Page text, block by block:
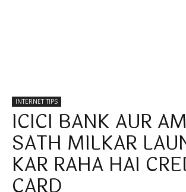
INTERNET TIPS
ICICI BANK AUR
SATH MILKAR
KAR RAHA HAI